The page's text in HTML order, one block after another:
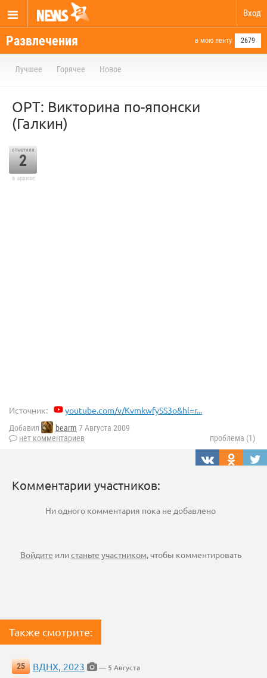
Вход
Развлечения в мою ленту 2679
Лучшее Горячее Новое
ОРТ: Викторина по-японски
(Галкин)
отметили
2
в архиве
Источник: youtube.com/v/KvmkwfySS3o&hl=r...
Добавил bearm 7 Августа 2009
нет комментариев
проблема (1)
Комментарии участников:
Ни одного комментария пока не добавлено
Войдите илистаньте участником, чтобы комментировать
Также смотрите:
25 ВДНХ, 2023
— 5 Августа